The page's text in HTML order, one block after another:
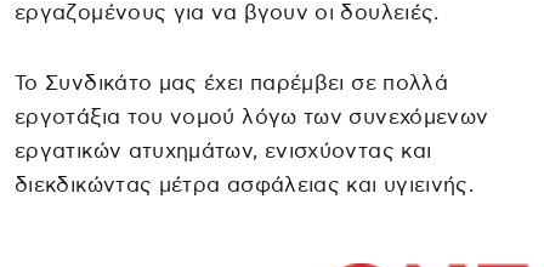
εργαζομένους για να βγουν οι δουλειές.
Το Συνδικάτο μας έχει παρέμβει σε πολλά
εργοτάξια του νομού λόγω των συνεχόμενων
εργατικών ατυχημάτων, ενισχύοντας και
διεκδικώντας μέτρα ασφάλειας και υγιεινής.